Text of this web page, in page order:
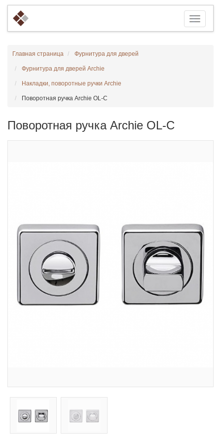
Главная страница Фурнитура для дверей
Фурнитура для дверей Archie
Накладки, поворотные ручки Archie
Поворотная ручка Archie OL-C
Поворотная ручка Archie OL-C